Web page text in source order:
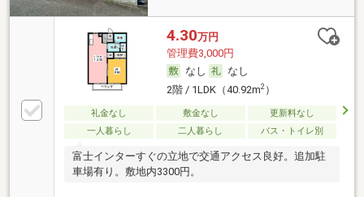
4.30万円
管理費3,000円
なし
なし
2階 / 1LDK（40.92m2）
礼金なし 敷金なし
更新料なし
一人暮らし
二人暮らし バス・トイレ別
富士インターすぐの立地で交通アクセス良好。追加駐
車場有り。敷地内3300円。